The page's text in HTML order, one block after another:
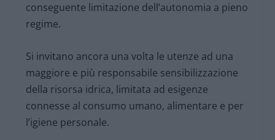
conseguente limitazione dell’autonomia a pieno
regime.
Si invitano ancora una volta le utenze ad una
maggiore e più responsabile sensibilizzazione
della risorsa idrica, limitata ad esigenze
connesse al consumo umano, alimentare e per
l’igiene personale.